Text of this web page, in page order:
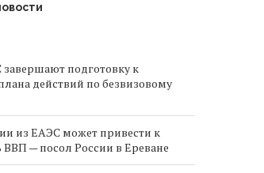
подготовку к
действий по безвизовому
из ЕАЭС может привести к
ВВП — посол России в Ереване